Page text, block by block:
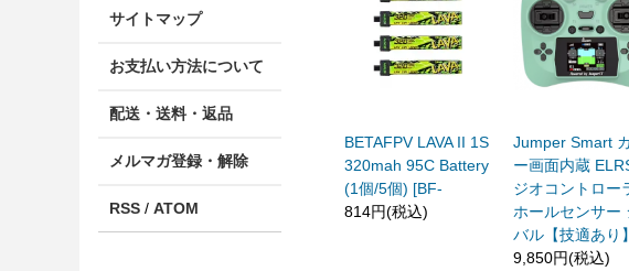
BETAFPV LAVA II 1S
320mah 95C Battery
(1個/5個) [BF-
814円(税込)
Jumper Smart
ー画面内蔵
ジオコントロー
ホールセンサー
バル【技適あり】
9,850円(税込)
サイトマップ
お支払い方法について
配送・送料・返品
メルマガ登録・解除
RSS / ATOM